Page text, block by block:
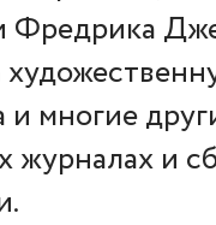
Фредрика
и многие
журналах и